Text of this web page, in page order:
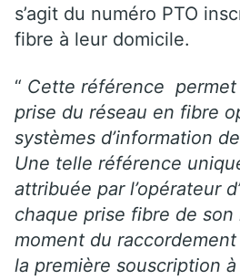
s’agit du numéro PTO
fibre à leur domicile.
“ Cette référence permet
prise du réseau en fibre
systèmes d’information
Une telle référence
attribuée par l’opérateur
chaque prise fibre de son
moment du raccordement
la première souscription à